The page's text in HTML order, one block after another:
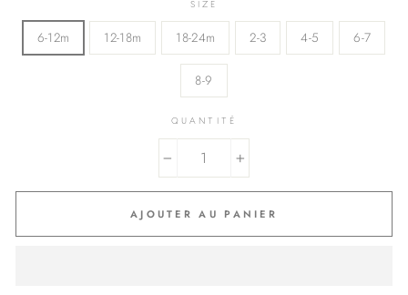
SIZE
6-12m 12-18m 18-24m 2-3 4-5 6-7
8-9
QUANTITÉ
+
AJOUTER AU PANIER